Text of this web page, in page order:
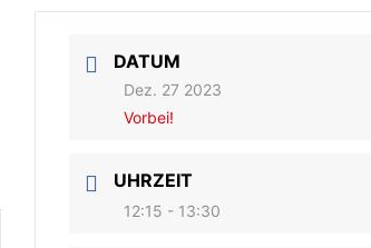
DATUM
Dez. 27 2023
Vorbei!
UHRZEIT
12:15 - 13:30